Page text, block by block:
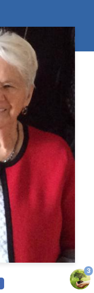
3